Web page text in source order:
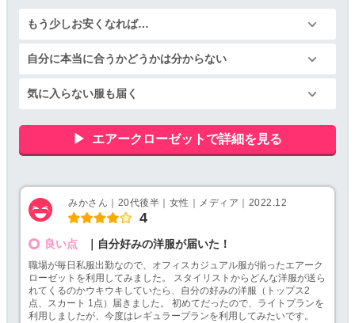
もう少しお安くなれば…
自分に本当に合うかどうかは分からない
気に入らない服も届く
エアークローゼットで詳細を見る
みかさん｜20代後半｜女性｜メディア｜2022.12
4
良い点 ｜自分好みの洋服が届いた！
職場が毎日私服出勤なので、オフィスカジュアル服が揃ったエアーク
ローゼットを利用してみました。 スタイリストからどんな洋服が送ら
れてくるのかウキウキしていたら、自分の好みの洋服（トップス2
点、スカート 1点）届きました。 初めてだったので、ライトプランを
利用しましたが、今度はレギュラープランを利用してみたいです。